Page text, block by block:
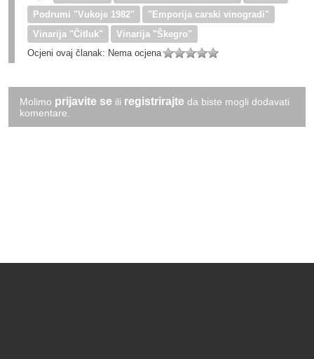
Podrumi "Vukoje 1982"
"Emporija carski vinogradi"
Vinarija "Čitluk"
Vinarija "Škegro"
Ocjeni ovaj članak: Nema ocjena
Molimo prijavite se ili registrirajte da biste mogli dodavati
komentare.